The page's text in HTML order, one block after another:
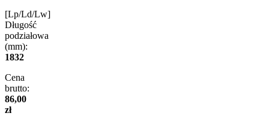
[Lp/Ld/Lw]
Długość
podziałowa
(mm):
1832
Cena
brutto:
86,00
zł